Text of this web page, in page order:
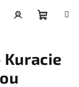
košík
Kuracie